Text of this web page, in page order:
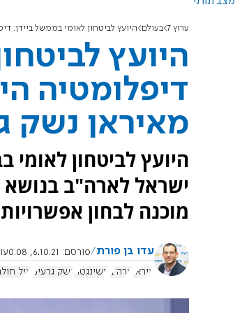
ערוץ 7 בעולם היועץ לביטחון לאומי בממשל ביידן:
היועץ
דיפלומטיה
מאיראן נשק
היועץ לביטחון
ישראל לארה"ב בנושא
מוכנה לבחון
עדו בן פורת פורסם: 6.10.21, 0:08
איראן ארה"ב וושינגטון נשק גרעיני איל